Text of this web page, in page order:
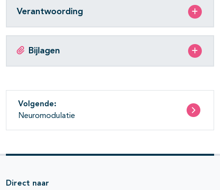
Verantwoording
Bijlagen
Volgende:
Neuromodulatie
Direct naar